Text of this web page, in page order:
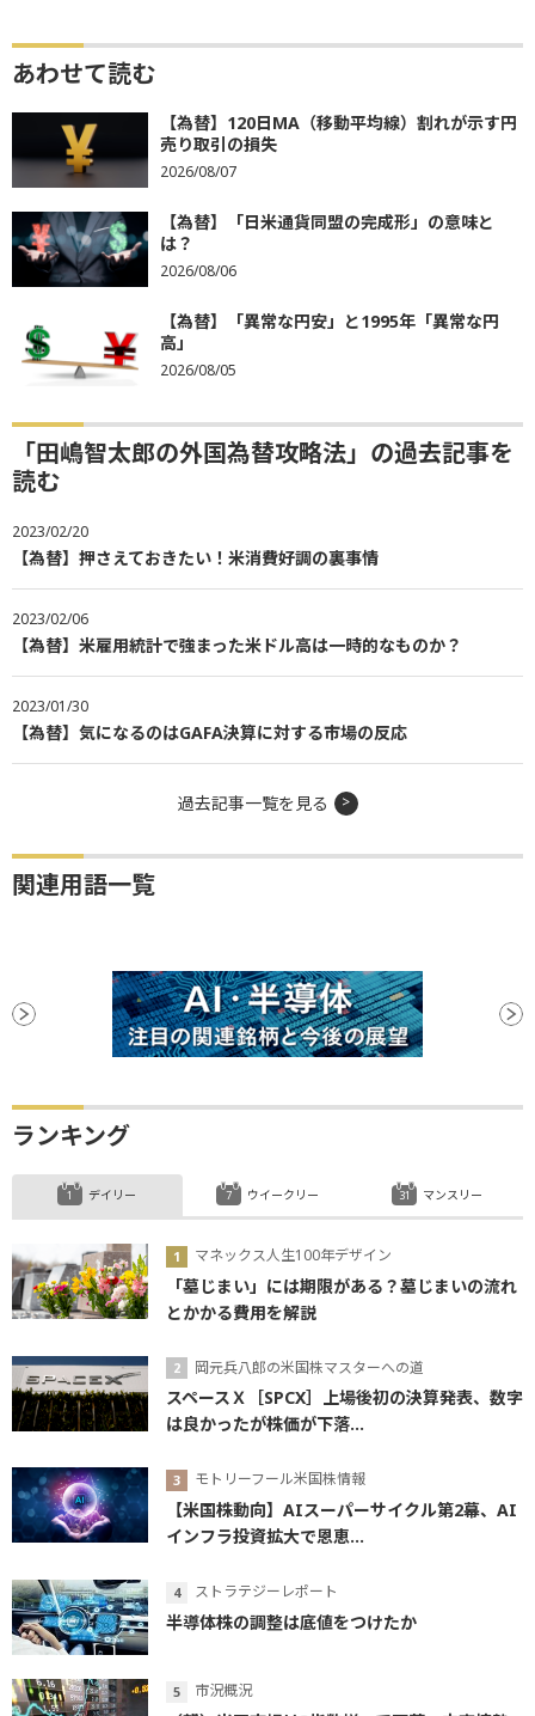
あわせて読む
【為替】120日MA（移動平均線）割れが示す円
売り取引の損失
2026/08/07
【為替】「日米通貨同盟の完成形」の意味と
は？
2026/08/06
【為替】「異常な円安」と1995年「異常な円
高」
2026/08/05
「田嶋智太郎の外国為替攻略法」の過去記事を
読む
2023/02/20
【為替】押さえておきたい！米消費好調の裏事情
2023/02/06
【為替】米雇用統計で強まった米ドル高は一時的なものか？
2023/01/30
【為替】気になるのはGAFA決算に対する市場の反応
過去記事一覧を見る
関連用語一覧
ランキング
デイリー
マネックス人生100年デザイン
「墓じまい」には期限がある？墓じまいの流れ
とかかる費用を解説
岡元兵八郎の米国株マスターへの道
スペースＸ［SPCX］上場後初の決算発表、数字
は良かったが株価が下落...
モトリーフール米国株情報
【米国株動向】AIスーパーサイクル第2幕、AI
インフラ投資拡大で恩恵...
ストラテジーレポート
半導体株の調整は底値をつけたか
市況概況
ウイークリー マンスリー